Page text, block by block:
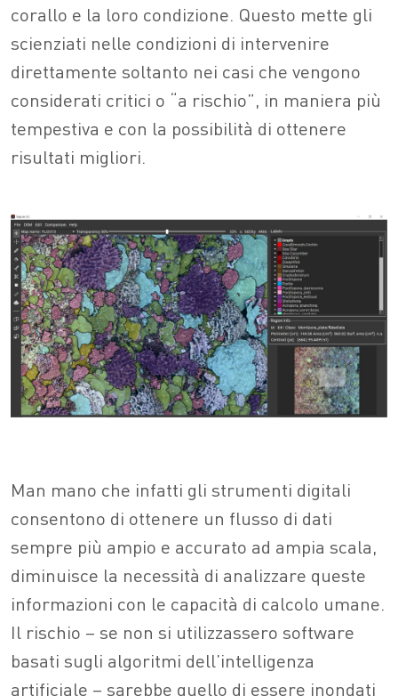
corallo e la loro condizione. Questo mette gli
scienziati nelle condizioni di intervenire
direttamente soltanto nei casi che vengono
considerati critici o “a rischio”, in maniera più
tempestiva e con la possibilità di ottenere
risultati migliori.
Man mano che infatti gli strumenti digitali
consentono di ottenere un flusso di dati
sempre più ampio e accurato ad ampia scala,
diminuisce la necessità di analizzare queste
informazioni con le capacità di calcolo umane.
Il rischio – se non si utilizzassero software
basati sugli algoritmi dell’intelligenza
artificiale – sarebbe quello di essere inondati